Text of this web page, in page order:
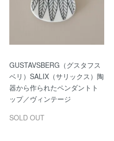
GUSTAVSBERG（グスタフス
ベリ）SALIX（サリックス）陶
器から作られたペンダントト
ップ／ヴィンテージ
SOLD OUT